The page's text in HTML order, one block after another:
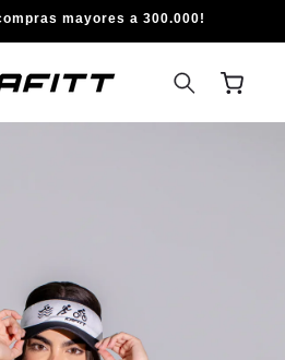
mayores a 300.000!
Carrito